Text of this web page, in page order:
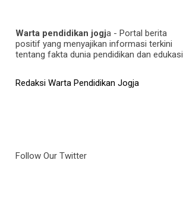
Warta pendidikan jogja - Portal berita
positif yang menyajikan informasi terkini
tentang fakta dunia pendidikan dan edukasi
Redaksi Warta Pendidikan Jogja
Follow Our Twitter